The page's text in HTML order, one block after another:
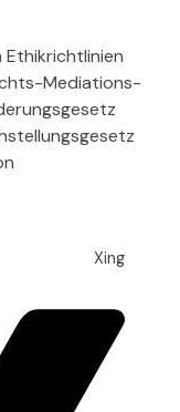
Mediations-
Xing